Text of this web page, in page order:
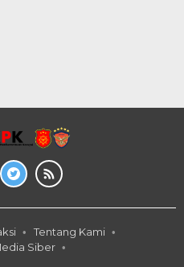
Tentang Kami
Siber